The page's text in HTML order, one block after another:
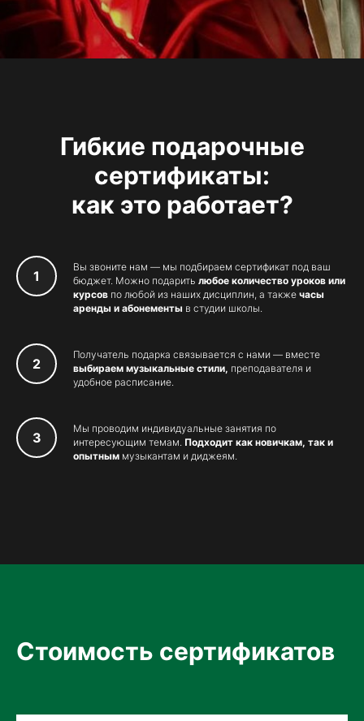
Гибкие подарочные
сертификаты:
как это работает?
Вы звоните нам — мы подбираем сертификат под ваш
бюджет. Можно подарить любое количество уроков или
курсов по любой из наших дисциплин, а также часы
аренды и абонементы в студии школы.
Получатель подарка связывается с нами — вместе
выбираем музыкальные стили, преподавателя и
удобное расписание.
Мы проводим индивидуальные занятия по
интересующим темам. Подходит как новичкам, так и
опытным музыкантам и диджеям.
Стоимость сертификатов